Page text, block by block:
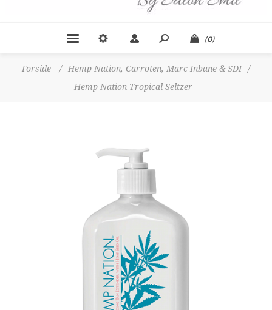
(0)
Forside / Hemp Nation, Carroten, Marc Inbane & SDI
/
Hemp Nation Tropical Seltzer